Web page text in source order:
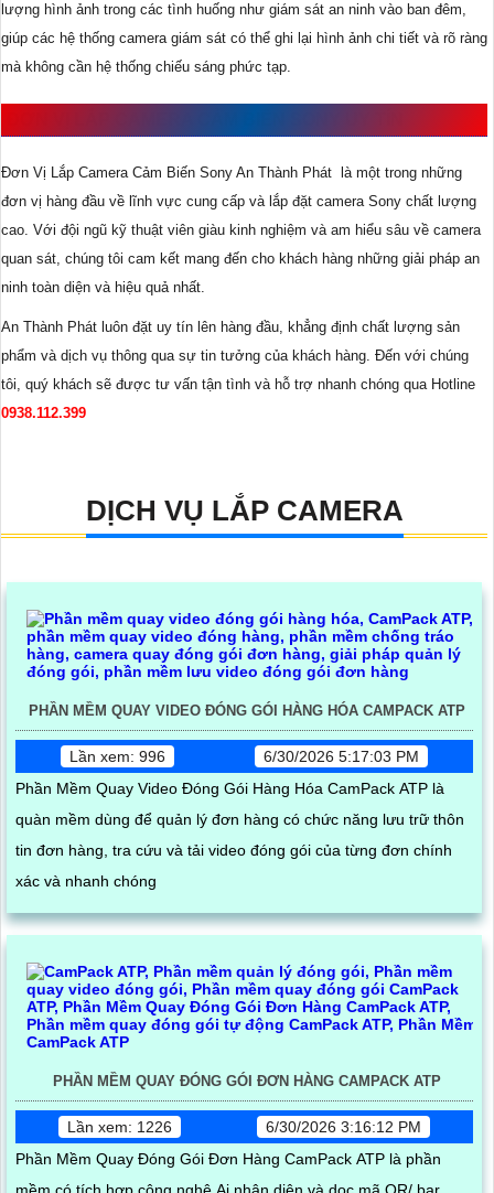
lượng hình ảnh trong các tình huống như giám sát an ninh vào ban đêm,
giúp các hệ thống camera giám sát có thể ghi lại hình ảnh chi tiết và rõ ràng
mà không cần hệ thống chiếu sáng phức tạp.
Đơn Vị Lắp Camera Cảm Biến Sony An Thành Phát là một trong những
đơn vị hàng đầu về lĩnh vực cung cấp và lắp đặt camera Sony chất lượng
cao. Với đội ngũ kỹ thuật viên giàu kinh nghiệm và am hiểu sâu về camera
quan sát, chúng tôi cam kết mang đến cho khách hàng những giải pháp an
ninh toàn diện và hiệu quả nhất.
An Thành Phát luôn đặt uy tín lên hàng đầu, khẳng định chất lượng sản
phẩm và dịch vụ thông qua sự tin tưởng của khách hàng. Đến với chúng
tôi, quý khách sẽ được tư vấn tận tình và hỗ trợ nhanh chóng qua Hotline
0938.112.399
DỊCH VỤ LẮP CAMERA
PHẦN MỀM QUAY VIDEO ĐÓNG GÓI HÀNG HÓA CAMPACK ATP
Lần xem: 996
6/30/2026 5:17:03 PM
Phần Mềm Quay Video Đóng Gói Hàng Hóa CamPack ATP là
quàn mềm dùng để quản lý đơn hàng có chức năng lưu trữ thôn
tin đơn hàng, tra cứu và tải video đóng gói của từng đơn chính
xác và nhanh chóng
PHẦN MỀM QUAY ĐÓNG GÓI ĐƠN HÀNG CAMPACK ATP
Lần xem: 1226
6/30/2026 3:16:12 PM
Phần Mềm Quay Đóng Gói Đơn Hàng CamPack ATP là phần